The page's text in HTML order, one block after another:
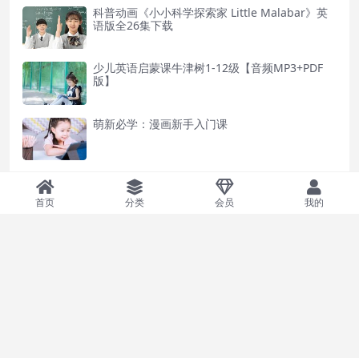
科普动画《小小科学探索家 Little Malabar》英
语版全26集下载
少儿英语启蒙课牛津树1-12级【音频MP3+PDF
版】
萌新必学：漫画新手入门课
幼小课程自然拼音1级【字母村前传】（小低年级
必学）王欣
首页 分类 会员 我的